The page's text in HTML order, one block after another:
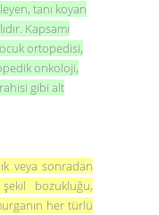
tanı koyan
Kapsamı
ortopedisi,
onkoloji,
gibi alt
veya sonradan
bozukluğu,
her türlü